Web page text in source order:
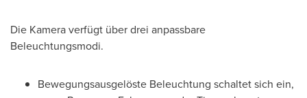
Die Kamera verfügt über drei anpassbare
Beleuchtungsmodi.
Bewegungsausgelöste Beleuchtung schaltet sich ein,